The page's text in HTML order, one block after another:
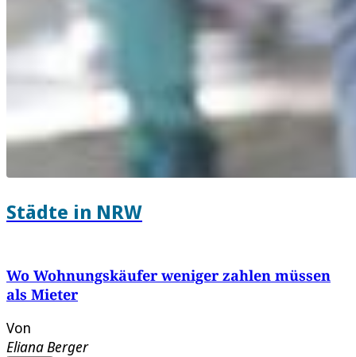
Städte in NRW
Wo Wohnungskäufer weniger zahlen müssen
als Mieter
Von
Eliana Berger